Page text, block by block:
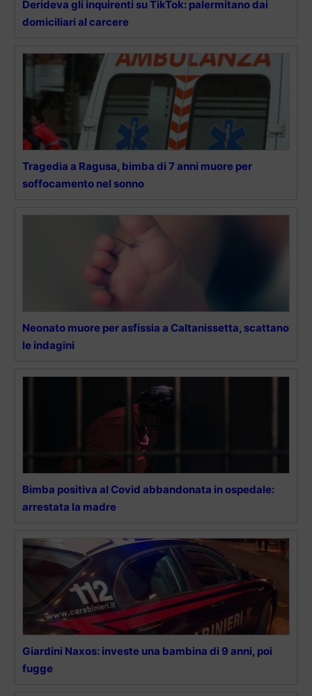
Derideva gli inquirenti su TikTok: palermitano dai
domiciliari al carcere
Tragedia a Ragusa, bimba di 7 anni muore per
soffocamento nel sonno
Neonato muore per asfissia a Caltanissetta, scattano
le indagini
Bimba positiva al Covid abbandonata in ospedale:
arrestata la madre
Giardini Naxos: investe una bambina di 9 anni, poi
fugge